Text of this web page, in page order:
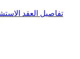
تفاصيل العقد